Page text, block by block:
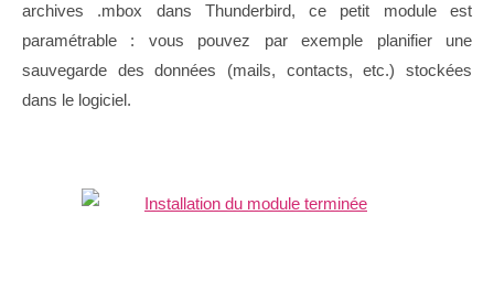
archives .mbox dans Thunderbird, ce petit module est
paramétrable : vous pouvez par exemple planifier une
sauvegarde des données (mails, contacts, etc.) stockées
dans le logiciel.